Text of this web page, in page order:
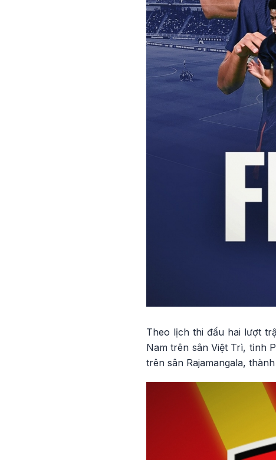
Theo lịch thi đấu hai lượt
Nam trên sân Việt Trì, tỉnh
trên sân Rajamangala,